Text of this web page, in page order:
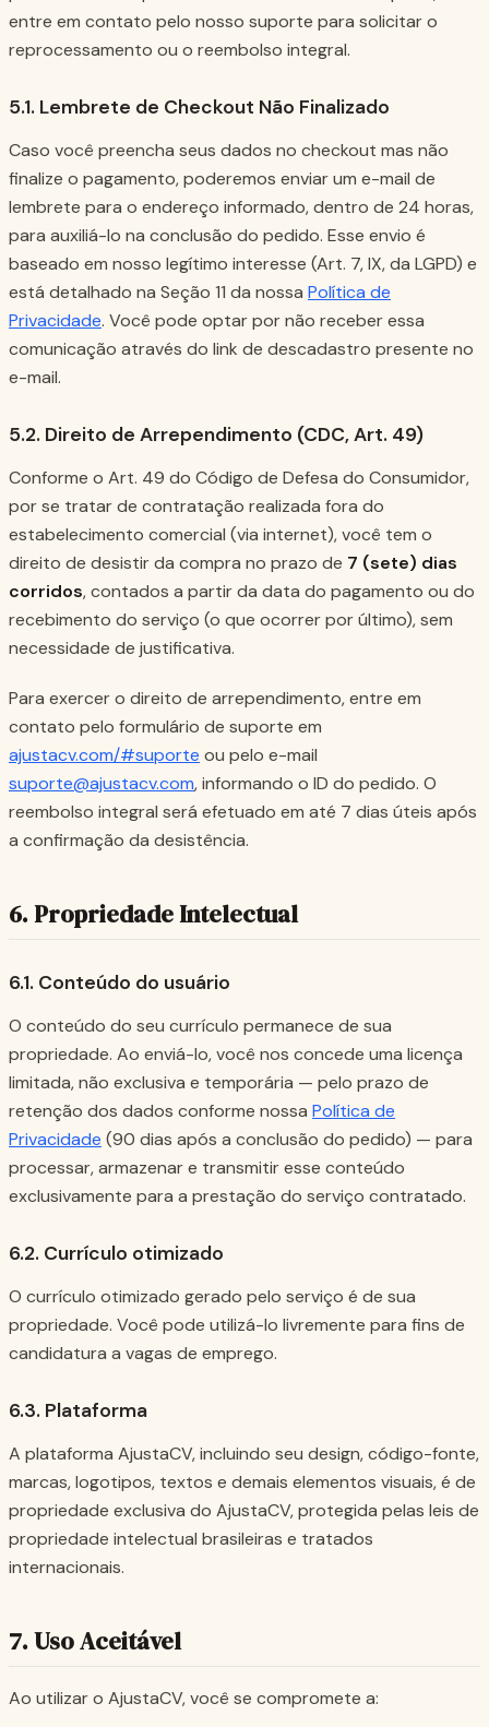
entre em contato pelo nosso suporte para solicitar o
reprocessamento ou o reembolso integral.
5.1. Lembrete de Checkout Não Finalizado
Caso você preencha seus dados no checkout mas não
finalize o pagamento, poderemos enviar um e-mail de
lembrete para o endereço informado, dentro de 24 horas,
para auxiliá-lo na conclusão do pedido. Esse envio é
baseado em nosso legítimo interesse (Art. 7, IX, da LGPD) e
está detalhado na Seção 11 da nossa Política de
Privacidade. Você pode optar por não receber essa
comunicação através do link de descadastro presente no
e-mail.
5.2. Direito de Arrependimento (CDC, Art. 49)
Conforme o Art. 49 do Código de Defesa do Consumidor,
por se tratar de contratação realizada fora do
estabelecimento comercial (via internet), você tem o
direito de desistir da compra no prazo de 7 (sete) dias
corridos, contados a partir da data do pagamento ou do
recebimento do serviço (o que ocorrer por último), sem
necessidade de justificativa.
Para exercer o direito de arrependimento, entre em
contato pelo formulário de suporte em
ajustacv.com/#suporte ou pelo e-mail
suporte@ajustacv.com, informando o ID do pedido. O
reembolso integral será efetuado em até 7 dias úteis após
a confirmação da desistência.
6. Propriedade Intelectual
6.1. Conteúdo do usuário
O conteúdo do seu currículo permanece de sua
propriedade. Ao enviá-lo, você nos concede uma licença
limitada, não exclusiva e temporária — pelo prazo de
retenção dos dados conforme nossa Política de
Privacidade (90 dias após a conclusão do pedido) — para
processar, armazenar e transmitir esse conteúdo
exclusivamente para a prestação do serviço contratado.
6.2. Currículo otimizado
O currículo otimizado gerado pelo serviço é de sua
propriedade. Você pode utilizá-lo livremente para fins de
candidatura a vagas de emprego.
6.3. Plataforma
A plataforma AjustaCV, incluindo seu design, código-fonte,
marcas, logotipos, textos e demais elementos visuais, é de
propriedade exclusiva do AjustaCV, protegida pelas leis de
propriedade intelectual brasileiras e tratados
internacionais.
7. Uso Aceitável
Ao utilizar o AjustaCV, você se compromete a: